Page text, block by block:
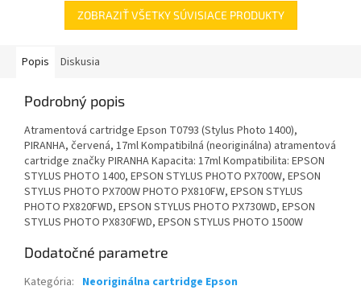
ZOBRAZIŤ VŠETKY SÚVISIACE PRODUKTY
Popis Diskusia
Podrobný popis
Atramentová cartridge Epson T0793 (Stylus Photo 1400),
PIRANHA, červená, 17ml Kompatibilná (neoriginálna) atramentová
cartridge značky PIRANHA Kapacita: 17ml Kompatibilita: EPSON
STYLUS PHOTO 1400, EPSON STYLUS PHOTO PX700W, EPSON
STYLUS PHOTO PX700W PHOTO PX810FW, EPSON STYLUS
PHOTO PX820FWD, EPSON STYLUS PHOTO PX730WD, EPSON
STYLUS PHOTO PX830FWD, EPSON STYLUS PHOTO 1500W
Dodatočné parametre
Kategória: Neoriginálna cartridge Epson